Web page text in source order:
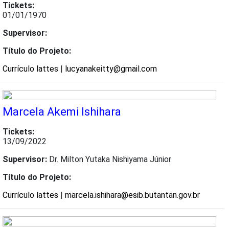
Tickets:
01/01/1970
Supervisor:
Título do Projeto:
Currículo lattes | lucyanakeitty@gmail.com
Marcela Akemi Ishihara
Tickets:
13/09/2022
Supervisor: Dr. Milton Yutaka Nishiyama Júnior
Título do Projeto:
Currículo lattes | marcela.ishihara@esib.butantan.gov.br